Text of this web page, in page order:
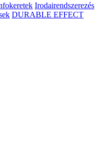
Irodairendszerezés
DURABLE EFFECT